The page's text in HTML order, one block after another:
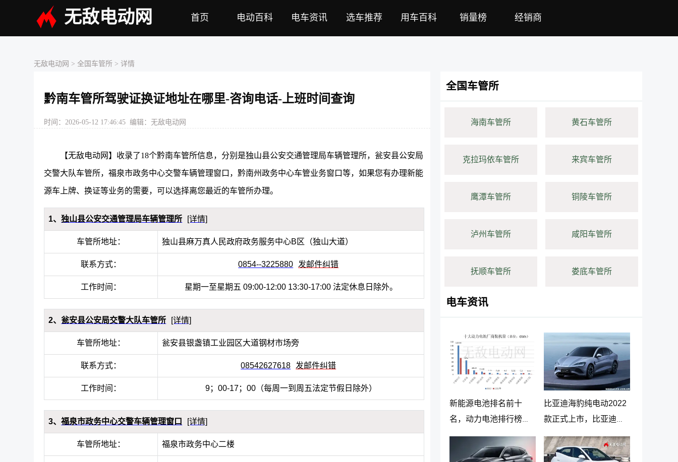
无敌电动网 首页 电动百科 电车资讯 选车推荐 用车百科 销量榜 经销商
无敌电动网 >全国车管所 > 详情
黔南车管所驾驶证换证地址在哪里-咨询电话-上班时间查询
时间：2026-05-12 17:46:45 编辑：无敌电动网
【无敌电动网】收录了18个黔南车管所信息，分别是独山县公安交通管理局车辆管理所，瓮安县公安局
交警大队车管所，福泉市政务中心交警车辆管理窗口，黔南州政务中心车管业务窗口等，如果您有办理新能
源车上牌、换证等业务的需要，可以选择离您最近的车管所办理。
1、独山县公安交通管理局车辆管理所 [详情]
车管所地址： 独山县麻万真人民政府政务服务中心B区（独山大道）
联系方式： 0854--3225880 发邮件纠错
工作时间： 星期一至星期五 09:00-12:00 13:30-17:00 法定休息日除外。
2、瓮安县公安局交警大队车管所 [详情]
车管所地址： 瓮安县银盏镇工业园区大道钢材市场旁
联系方式： 08542627618 发邮件纠错
工作时间： 9；00-17；00（每周一到周五法定节假日除外）
3、福泉市政务中心交警车辆管理窗口 [详情]
车管所地址： 福泉市政务中心二楼
全国车管所
海南车管所 黄石车管所
克拉玛依车管所 来宾车管所
鹰潭车管所 铜陵车管所
泸州车管所 咸阳车管所
抚顺车管所 娄底车管所
电车资讯
新能源电池排名前十
名，动力电池排行榜前
十名
比亚迪海豹纯电动2022
款正式上市，比亚迪海
豹纯电动报价20.98万起